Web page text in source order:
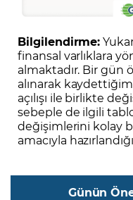
Bilgilendirme:
finansal varlıklara
almaktadır. Bir gün
alınarak
açılışı ile birlikte
sebeple de ilgili
değişimlerini kolay
amacıyla
Günün